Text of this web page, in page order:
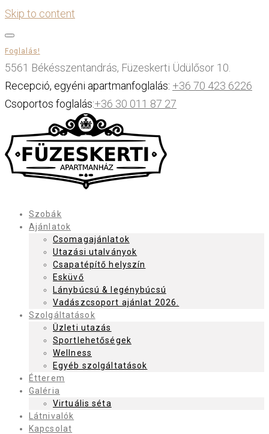
Skip to content
Foglalás!
5561 Békésszentandrás, Füzeskerti Üdülősor 10.
Recepció, egyéni apartmanfoglalás: +36 70 423 6226
Csoportos foglalás:+36 30 011 87 27
Szobák
Ajánlatok
Csomagajánlatok
Utazási utalványok
Csapatépítő helyszín
Esküvő
Lánybúcsú & legénybúcsú
Vadászcsoport ajánlat 2026.
Szolgáltatások
Üzleti utazás
Sportlehetőségek
Wellness
Egyéb szolgáltatások
Étterem
Galéria
Virtuális séta
Látnivalók
Kapcsolat